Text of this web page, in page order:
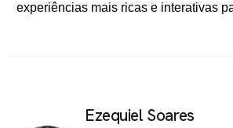
experiências mais ricas e interativas
Ezequiel Soares